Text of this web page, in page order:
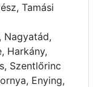
Tamási
Nagyatád,
Harkány,
Szentlőrinc
Enying,